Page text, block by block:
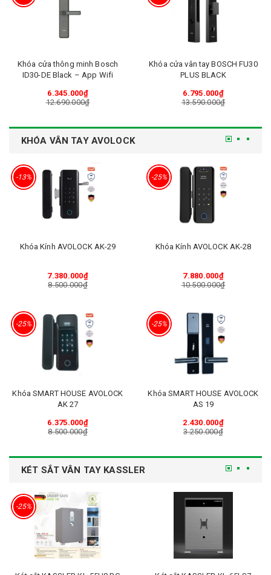
Khóa cửa thông minh Bosch
ID30-DE Black – App Wifi
6.345.000₫
12.690.000₫
Khóa cửa vân tay BOSCH FU30
PLUS BLACK
6.795.000₫
13.590.000₫
KHÓA VÂN TAY AVOLOCK
-13%
Khóa Kính AVOLOCK AK-29
7.380.000₫
8.500.000₫
-25%
Khóa SMART HOUSE AVOLOCK
AK 27
6.375.000₫
8.500.000₫
-25%
Khóa Kính AVOLOCK AK-28
7.880.000₫
10.500.000₫
-25%
Khóa SMART HOUSE AVOLOCK
AS 19
2.430.000₫
3.250.000₫
KÉT SẮT VÂN TAY KASSLER
-25%